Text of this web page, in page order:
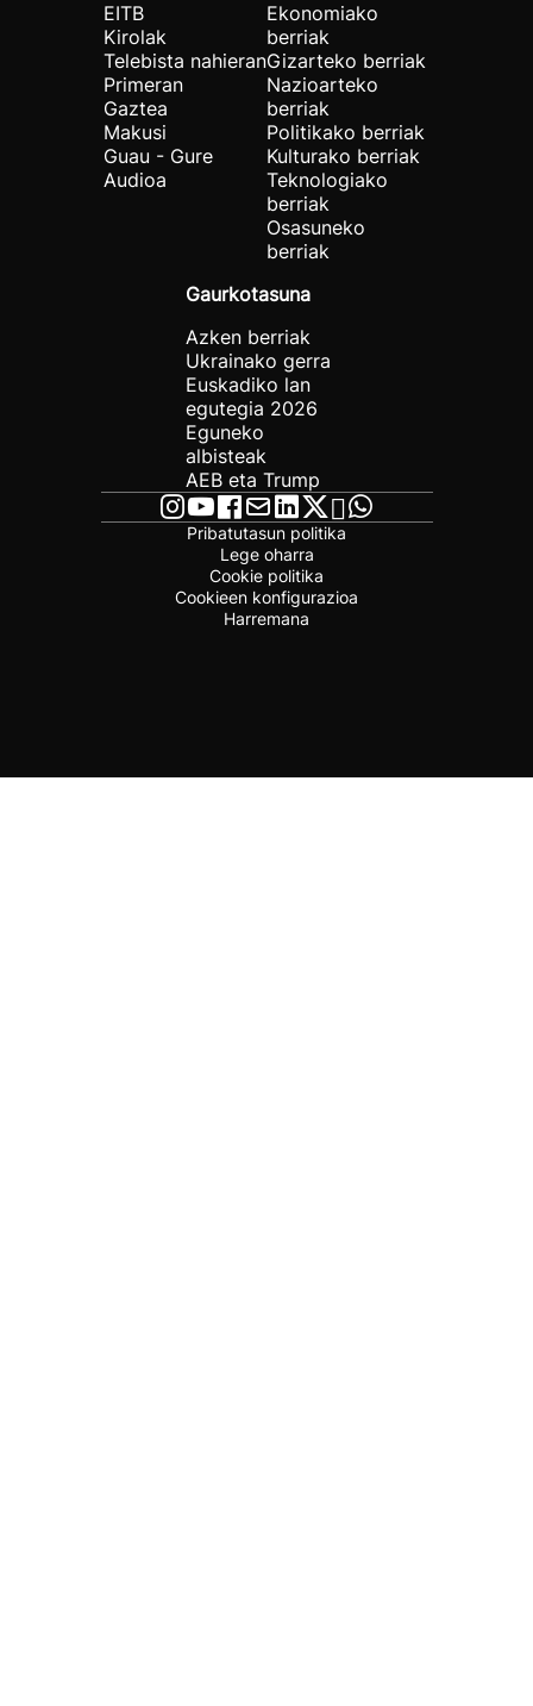
EITB
Kirolak
Telebista nahieran
Primeran
Gaztea
Makusi
Guau - Gure
Audioa
Ekonomiako
berriak
Gizarteko berriak
Nazioarteko
berriak
Politikako berriak
Kulturako berriak
Teknologiako
berriak
Osasuneko
berriak
Gaurkotasuna
Azken berriak
Ukrainako gerra
Euskadiko lan
egutegia 2026
Eguneko
albisteak
AEB eta Trump
Pribatutasun politika
Lege oharra
Cookie politika
Cookieen konfigurazioa
Harremana